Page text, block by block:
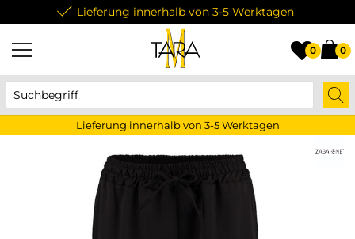
Lieferung innerhalb von 3-5 Werktagen
0 0
Lieferung innerhalb von 3-5 Werktagen